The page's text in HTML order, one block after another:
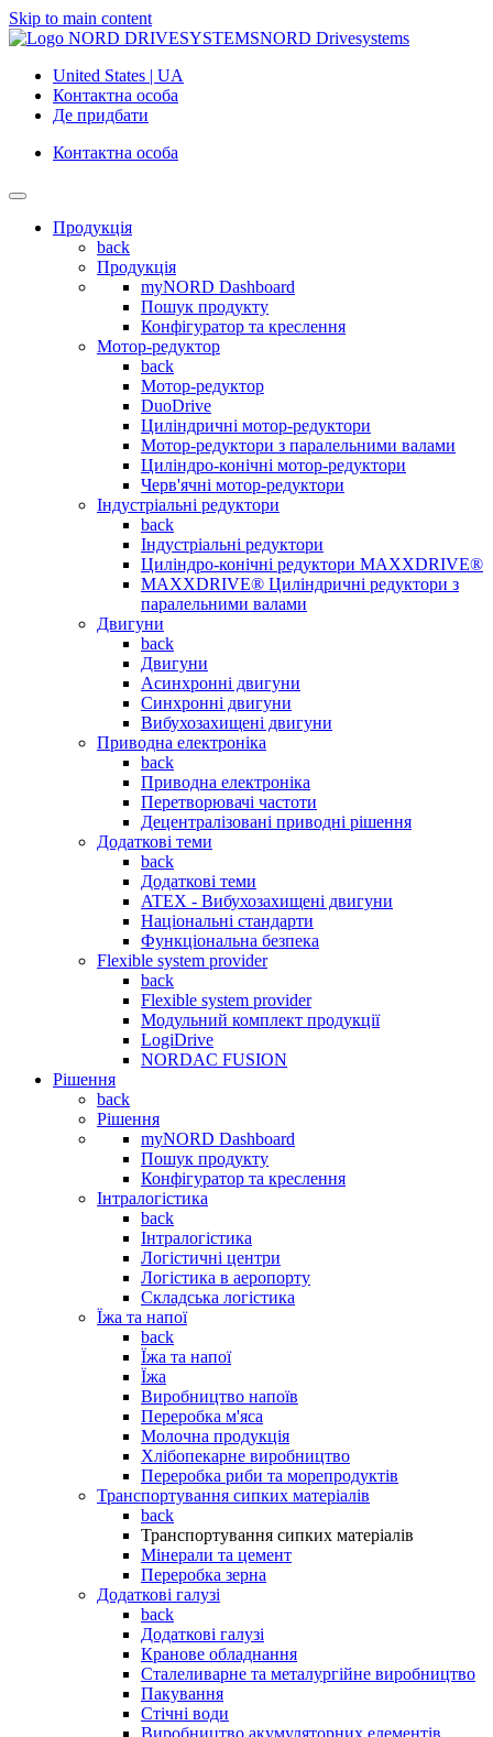
Skip to main content
NORD Drivesystems
United States | UA
Контактна особа
Де придбати
Контактна особа
Продукція
back
Продукція
myNORD Dashboard
Пошук продукту
Конфігуратор та креслення
Мотор-редуктор
back
Мотор-редуктор
DuoDrive
Циліндричні мотор-редуктори
Мотор-редуктори з паралельними валами
Циліндро-конічні мотор-редуктори
Черв'ячні мотор-редуктори
Індустріальні редуктори
back
Індустріальні редуктори
Циліндро-конічні редуктори MAXXDRIVE®
MAXXDRIVE® Циліндричні редуктори з
паралельними валами
Двигуни
back
Двигуни
Асинхронні двигуни
Синхронні двигуни
Вибухозахищені двигуни
Приводна електроніка
back
Приводна електроніка
Перетворювачі частоти
Децентралізовані приводні рішення
Додаткові теми
back
Додаткові теми
ATEX - Вибухозахищені двигуни
Національні стандарти
Функціональна безпека
Flexible system provider
back
Flexible system provider
Модульний комплект продукції
LogiDrive
NORDAC FUSION
Рішення
back
Рішення
myNORD Dashboard
Пошук продукту
Конфігуратор та креслення
Інтралогістика
back
Інтралогістика
Логістичні центри
Логістика в аеропорту
Складська логістика
Їжа та напої
back
Їжа та напої
Їжа
Виробництво напоїв
Переробка м'яса
Молочна продукція
Хлібопекарне виробництво
Переробка риби та морепродуктів
Транспортування сипких матеріалів
back
Транспортування сипких матеріалів
Мінерали та цемент
Переробка зерна
Додаткові галузі
back
Додаткові галузі
Кранове обладнання
Сталеливарне та металургійне виробництво
Пакування
Стічні води
Виробництво акумуляторних елементів